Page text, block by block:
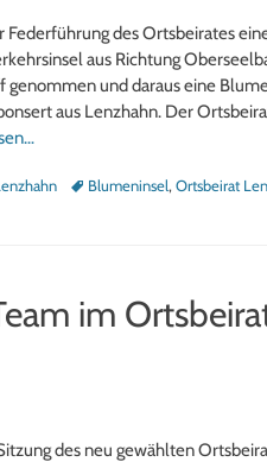
Federführung des Ortsbeirates
aus Richtung
genommen und daraus eine
aus Lenzhahn. Der
Schlagworte
Blumeninsel, Ortsbeirat
im
des neu gewählten